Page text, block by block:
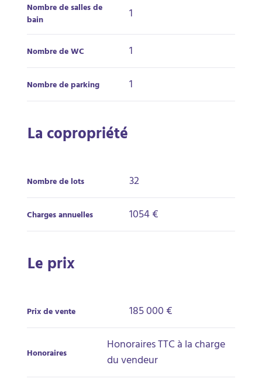
Nombre de salles de
bain 1
Nombre de WC 1
Nombre de parking 1
La copropriété
Nombre de lots 32
Charges annuelles 1054 €
Le prix
Prix de vente 185 000 €
Honoraires Honoraires TTC à la charge
du vendeur